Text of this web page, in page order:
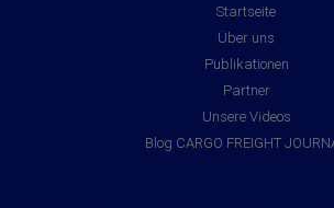
Startseite
Über uns
Publikationen
Partner
Unsere Videos
Blog CARGO FREIGHT